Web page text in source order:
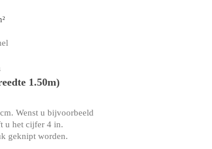
1.50m)
Wenst u bijvoorbeeld
u het cijfer 4 in.
geknipt worden.